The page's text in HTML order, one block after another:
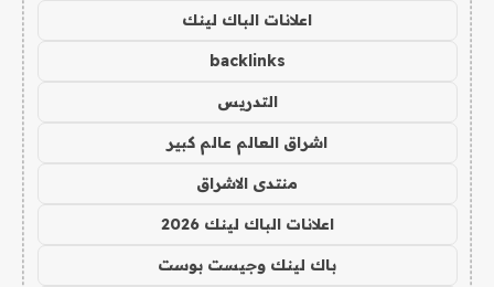
اعلانات الباك لينك
backlinks
التدريس
اشراق العالم عالم كبير
منتدى الاشراق
اعلانات الباك لينك 2026
باك لينك وجيست بوست